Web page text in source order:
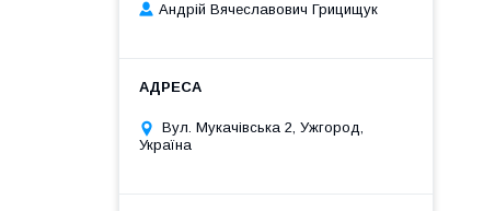
Андрій Вячеславович Грицищук
Вул. Мукачівська 2, Ужгород,
Україна